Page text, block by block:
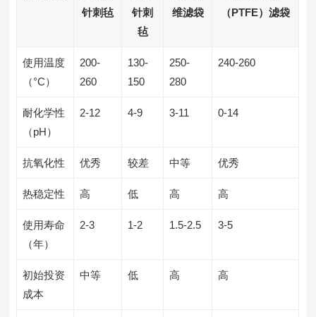
针刺毡
针刺
毡
维滤袋
（PTFE）滤袋
使用温度
（°C）
200-
260
130-
150
250-
280
240-260
耐化学性
（pH）
2-12 4-9 3-11 0-14
抗氧化性 优秀 较差 中等 优秀
热稳定性 高 低 高 高
使用寿命
（年）
2-3 1-2 1.5-2.5 3-5
初始投资
成本
中等 低 高 高